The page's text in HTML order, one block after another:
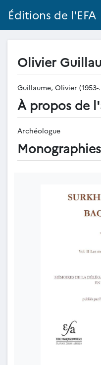
Éditions de l'EFA
Olivier
Guillaume, Olivier
À propos de
Archéologue